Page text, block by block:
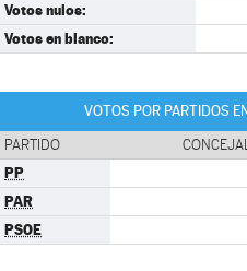
Votos nulos:
Votos en blanco:
VOTOS POR PARTIDOS
PARTIDO
PP
PAR
PSOE